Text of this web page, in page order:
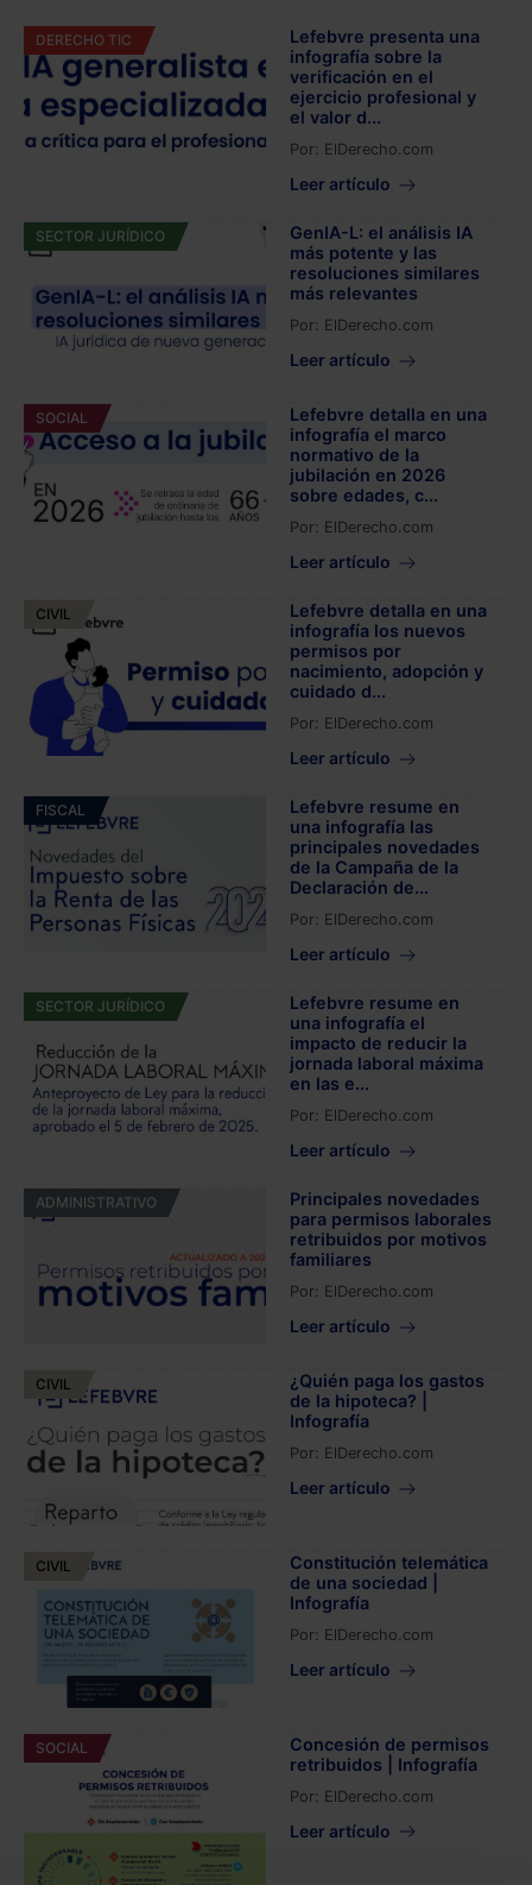
Lefebvre presenta una
infografía sobre la
verificación en el
ejercicio profesional y
el valor d...
Por: ElDerecho.com
Leer artículo
DERECHO TIC
GenIA-L: el análisis IA
más potente y las
resoluciones similares
más relevantes
Por: ElDerecho.com
Leer artículo
SECTOR JURÍDICO
Lefebvre detalla en una
infografía el marco
normativo de la
jubilación en 2026
sobre edades, c...
Por: ElDerecho.com
Leer artículo
SOCIAL
Lefebvre detalla en una
infografía los nuevos
permisos por
nacimiento, adopción y
cuidado d...
Por: ElDerecho.com
Leer artículo
CIVIL
Lefebvre resume en
una infografía las
principales novedades
de la Campaña de la
Declaración de...
Por: ElDerecho.com
Leer artículo
FISCAL
Lefebvre resume en
una infografía el
impacto de reducir la
jornada laboral máxima
en las e...
Por: ElDerecho.com
Leer artículo
SECTOR JURÍDICO
Principales novedades
para permisos laborales
retribuidos por motivos
familiares
Por: ElDerecho.com
Leer artículo
ADMINISTRATIVO
¿Quién paga los gastos
de la hipoteca? |
Infografía
Por: ElDerecho.com
Leer artículo
CIVIL
Constitución telemática
de una sociedad |
Infografía
Por: ElDerecho.com
Leer artículo
CIVIL
Concesión de permisos
retribuidos | Infografía
Por: ElDerecho.com
Leer artículo
SOCIAL